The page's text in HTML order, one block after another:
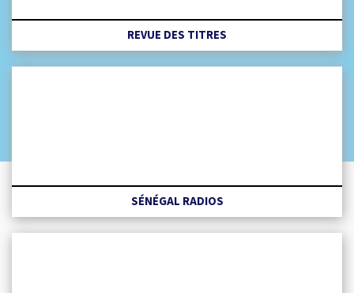
REVUE DES TITRES
SÉNÉGAL RADIOS